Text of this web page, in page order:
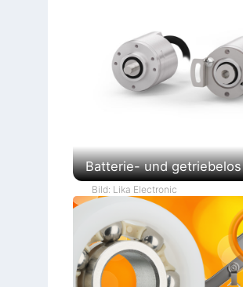
Batterie- und getriebelos
Bild: Lika Electronic